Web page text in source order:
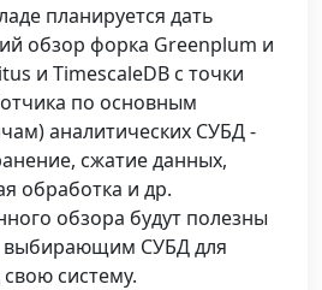
планируется дать
обзор форка Greenplum и
и TimescaleDB с точки
по основным
аналитических СУБД -
сжатие данных,
обработка и др.
обзора будут полезны
выбирающим СУБД для
систему.